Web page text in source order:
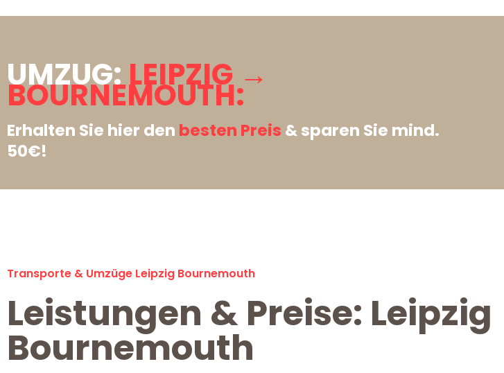
UMZUG:LEIPZIG →
BOURNEMOUTH:
Erhalten Sie hier den besten Preis & sparen Sie mind.
50€!
Transporte & Umzüge Leipzig Bournemouth
Leistungen & Preise:
Bournemouth